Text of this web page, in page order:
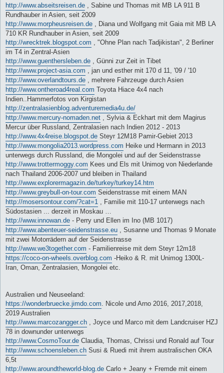
http://www.abseitsreisen.de , Sabine und Thomas mit MB LA 911 B
Rundhauber in Asien, seit 2009
http://www.morpheusreisen.de , Diana und Wolfgang mit Gaia mit MB LA
710 KR Rundhauber in Asien, seit 2009
http://wrecktrek.blogspot.com , "Ohne Plan nach Tadjikistan", 2 Berliner
im T4 in Zentral-Asien
http://www.guenthersleben.de , Günni zur Zeit in Tibet
http://www.project-asia.com , jan und esther mit 170 d 11, '09 / '10
http://www.overlandtours.de , mehrere Fahrzeuge durch Asien
http://www.ontheroad4real.com Toyota Hiace 4x4 nach
Indien..Hammerfotos von Kirgistan
http://zentralasienblog.adventuremedia4u.de/
http://www.mercury-nomaden.net , Sylvia & Eckhart mit dem Magirus
Mercur über Russland, Zentralasien nach Indien 2012 - 2013
http://www.4x4reise.blogspot.de Steyr 12M18 Pamir-Gebiet 2013
http://www.mongolia2013.wordpress.com Heike und Hermann in 2013
unterwegs durch Russland, die Mongolei und auf der Seidenstrasse
http://www.trottermoggy.com Kees und Els mit Unimog von Niederlande
nach Thailand 2006-2007 und bleiben in Thailand
http://www.explorermagazin.de/turkey/turkey14.htm
http://www.greybull-on-tour.com Seidenstrasse mit einem MAN
http://mosersontour.com/?cat=1
, Familie mit 110-17 unterwegs nach
Südostasien ... derzeit in Moskau …
http://www.innowan.de - Perry und Ellen im Ino (MB 1017)
http://www.abenteuer-seidenstrasse.eu , Susanne und Thomas 9 Monate
mit zwei Motorrädern auf der Seidenstrasse
http://www.we3together.com - Familienreise mit dem Steyr 12m18
https://coco-on-wheels.overblog.com -Heiko & R. mit Unimog 1300L-
Iran, Oman, Zentralasien, Mongolei etc.
Australien und Neuseeland:
https://wonderbruecke.jimdo.com . Nicole und Arno 2016, 2017,2018,
2019 Australien
http://www.marcozangger.ch , Joyce und Marco mit dem Landcruiser HZJ
78 in downunder unterwegs
http://www.CosmoTour.de Claudia, Thomas, Chrissi und Ronald auf Tour
http://www.schoensleben.ch Susi & Ruedi mit ihrem australischen OKA
6,5t
http://www.aroundtheworld-blog.de Carlo + Jeany + Fremde mit einem